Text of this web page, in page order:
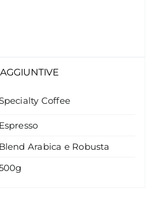
Coffee
Espresso
Blend Arabica e Robusta